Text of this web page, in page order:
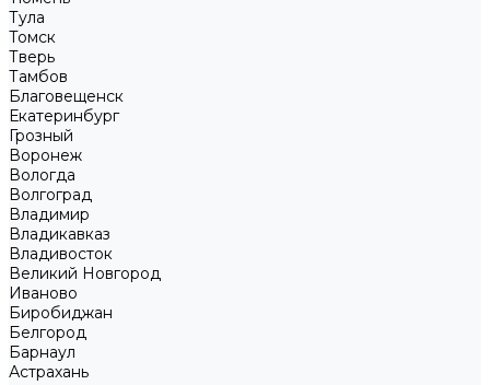
Тула
Томск
Тверь
Тамбов
Благовещенск
Екатеринбург
Грозный
Воронеж
Вологда
Волгоград
Владимир
Владикавказ
Владивосток
Великий Новгород
Иваново
Биробиджан
Белгород
Барнаул
Астрахань